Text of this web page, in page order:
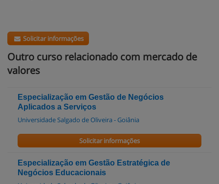
Solicitar informações
Outro curso relacionado com mercado de
valores
Especialização em Gestão de Negócios
Aplicados a Serviços
Universidade Salgado de Oliveira - Goiânia
Solicitar informações
Especialização em Gestão Estratégica de
Negócios Educacionais